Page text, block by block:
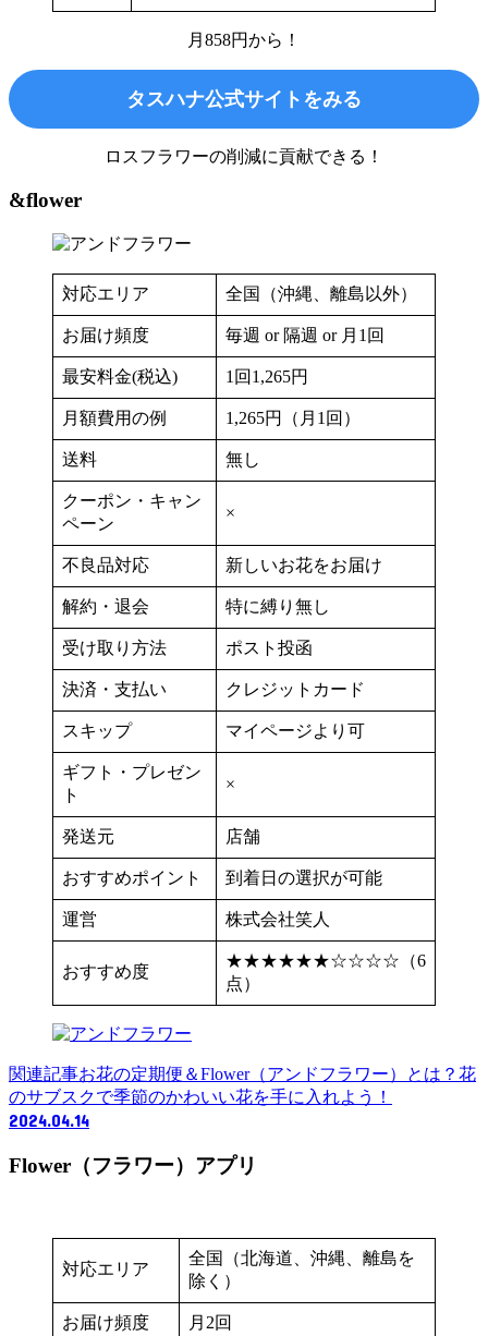
月858円から！
タスハナ公式サイトをみる
ロスフラワーの削減に貢献できる！
&flower
対応エリア 全国（沖縄、離島以外）
お届け頻度 毎週 or 隔週 or 月1回
最安料金(税込) 1回1,265円
月額費用の例 1,265円（月1回）
送料 無し
クーポン・キャン
ペーン
×
不良品対応 新しいお花をお届け
解約・退会 特に縛り無し
受け取り方法 ポスト投函
決済・支払い クレジットカード
スキップ マイページより可
ギフト・プレゼン
ト
×
発送元 店舗
おすすめポイント 到着日の選択が可能
運営 株式会社笑人
おすすめ度
★★★★★★☆☆☆☆（6
点）
関連記事お花の定期便＆Flower（アンドフラワー）とは？花
のサブスクで季節のかわいい花を手に入れよう！
2024.04.14
Flower（フラワー）アプリ
対応エリア
全国（北海道、沖縄、離島を
除く）
お届け頻度 月2回